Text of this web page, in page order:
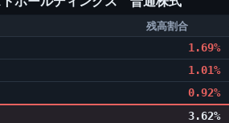
残高割合
1.69%
1.01%
0.92%
3.62%